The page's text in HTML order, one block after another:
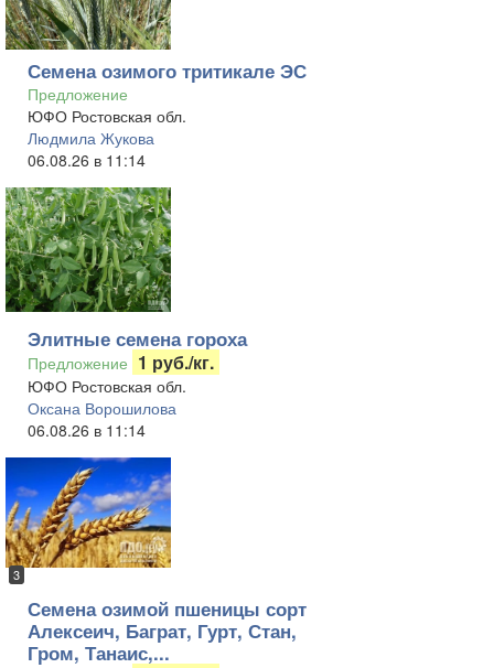
Семена озимого тритикале ЭС
Предложение
ЮФО Ростовская обл.
Людмила Жукова
06.08.26 в 11:14
Элитные семена гороха
Предложение 1 руб./кг.
ЮФО Ростовская обл.
Оксана Ворошилова
06.08.26 в 11:14
3
Семена озимой пшеницы сорт
Алексеич, Баграт, Гурт, Стан,
Гром, Танаис,...